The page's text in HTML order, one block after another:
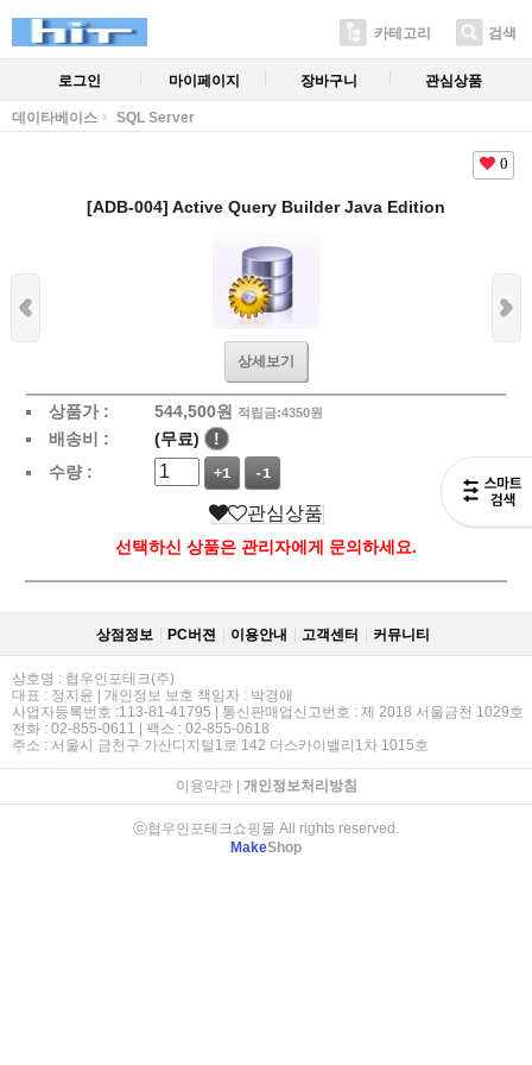
카테고리 검색
로그인 마이페이지 장바구니 관심상품
데이타베이스 SQL Server
0
[ADB-004] Active Query Builder Java Edition
상세보기
상품가 : 544,500원 적립금:4350원
배송비 : (무료)
!
수량 :
+1 -1
관심상품
선택하신 상품은 관리자에게 문의하세요.
상점정보 PC버젼 이용안내 고객센터 커뮤니티
상호명 : 협우인포테크(주)
대표 : 정지윤 | 개인정보 보호 책임자 : 박경애
사업자등록번호 :113-81-41795 | 통신판매업신고번호 : 제 2018 서울금천 1029호
전화 : 02-855-0611 | 팩스 : 02-855-0618
주소 : 서울시 금천구 가산디지털1로 142 더스카이밸리1차 1015호
이용약관| 개인정보처리방침
ⓒ협우인포테크쇼핑몰 All rights reserved.
MakeShop